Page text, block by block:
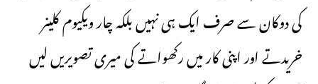
کی دوکان سے صرف ایک ہی نہیں بلکہ چار ویکیوم کلینر
خریدتے اور اپنی کار میں رکھواتے کی میری تصویریں لیں